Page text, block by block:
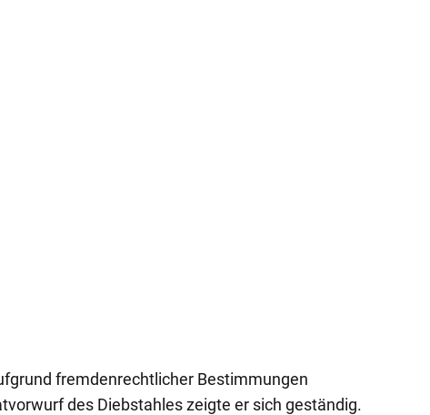
fremdenrechtlicher Bestimmungen
des Diebstahles zeigte er sich geständig.